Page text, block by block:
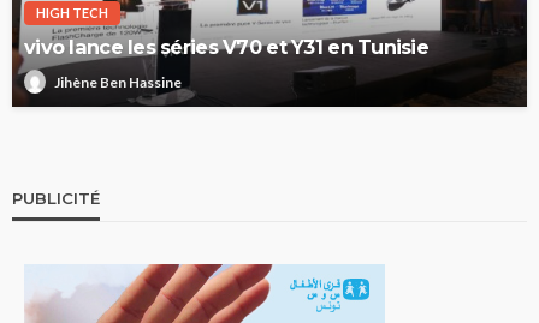
HIGH TECH
vivo lance les séries V70 et Y31 en Tunisie
Jihène Ben Hassine
PUBLICITÉ